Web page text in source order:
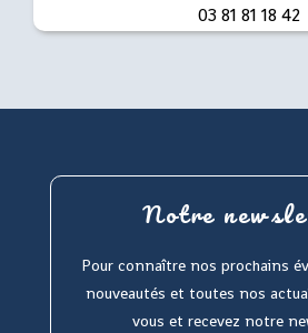
03 81 81 18 42
Notre
Pour connaître nos prochains
nouveautés et toutes nos
vous et recevez notre